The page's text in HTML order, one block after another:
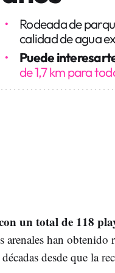
Rodeada de
calidad de agua
Puede
de 1,7 km para
un total de 118
arenales han obtenido
desde que la